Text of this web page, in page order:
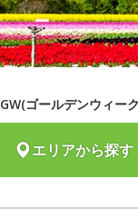
GW(ゴールデンウィー
エリアから探す